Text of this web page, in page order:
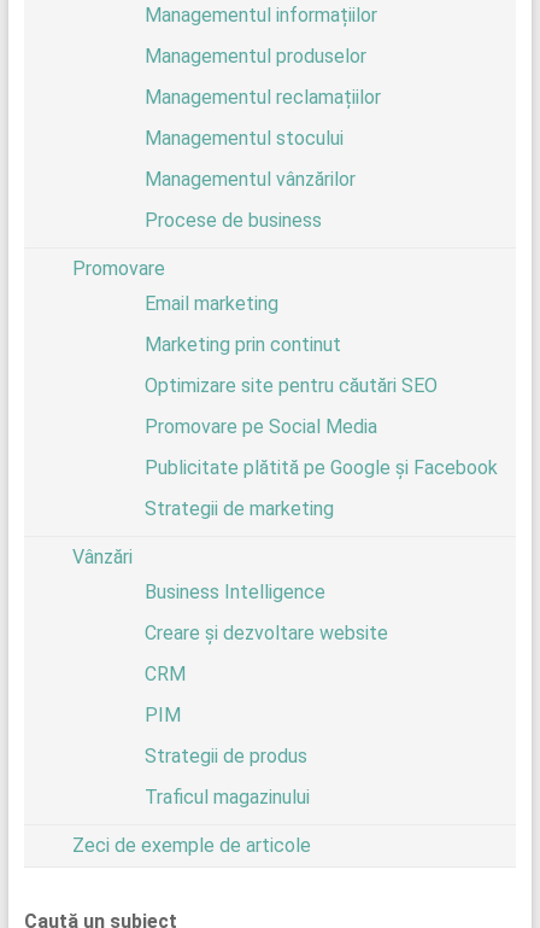
Managementul informațiilor
Managementul produselor
Managementul reclamațiilor
Managementul stocului
Managementul vânzărilor
Procese de business
Promovare
Email marketing
Marketing prin continut
Optimizare site pentru căutări SEO
Promovare pe Social Media
Publicitate plătită pe Google și Facebook
Strategii de marketing
Vânzări
Business Intelligence
Creare și dezvoltare website
CRM
PIM
Strategii de produs
Traficul magazinului
Zeci de exemple de articole
Caută un subiect